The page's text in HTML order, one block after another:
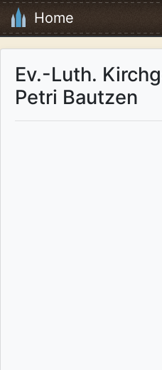
Home
Ev.-Luth.
Petri Bautzen